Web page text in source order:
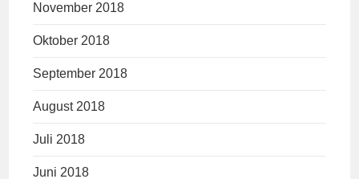
November 2018
Oktober 2018
September 2018
August 2018
Juli 2018
Juni 2018